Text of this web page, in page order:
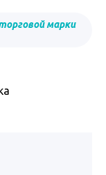
марки